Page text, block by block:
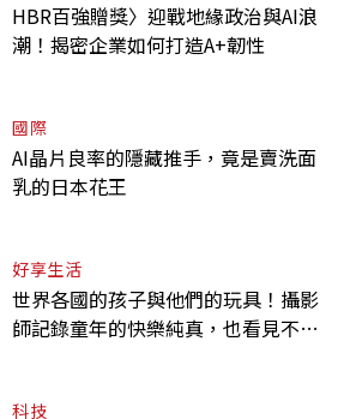
HBR百強贈獎〉迎戰地緣政治與AI浪
潮！揭密企業如何打造A+韌性
國際
AI晶片良率的隱藏推手，竟是賣洗面
乳的日本花王
好享生活
世界各國的孩子與他們的玩具！攝影
師記錄童年的快樂純真，也看見不同
科技